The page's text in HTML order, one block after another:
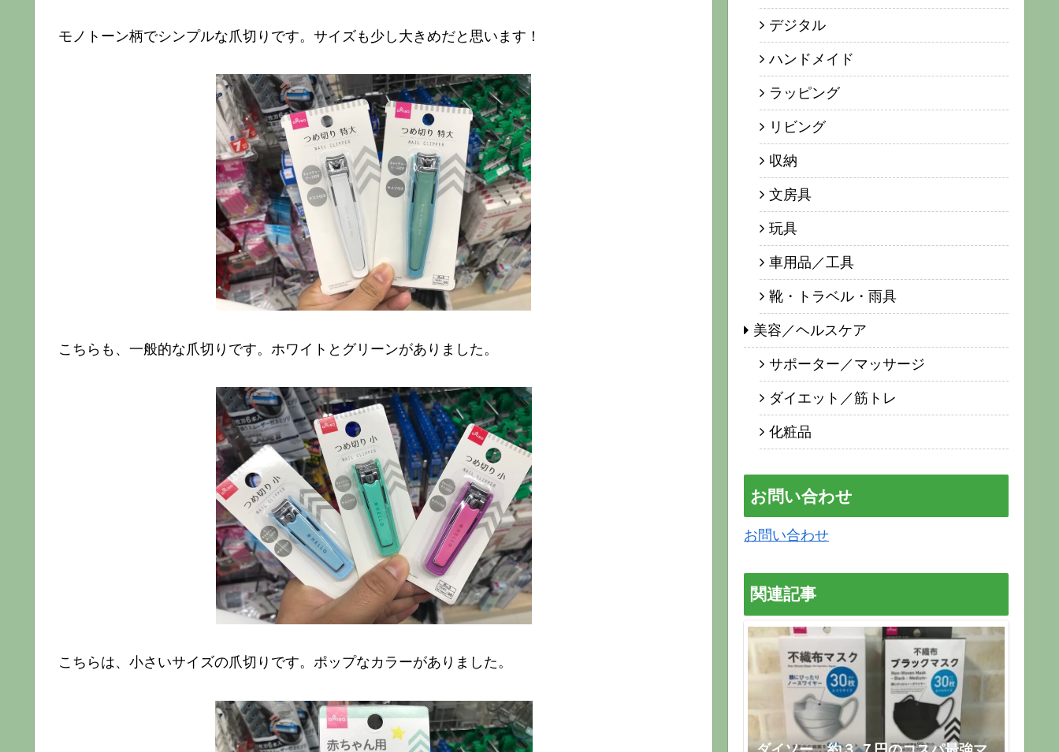
モノトーン柄でシンプルな爪切りです。サイズも少し大きめだと思います！
こちらも、一般的な爪切りです。ホワイトとグリーンがありました。
こちらは、小さいサイズの爪切りです。ポップなカラーがありました。
デジタル
ハンドメイド
ラッピング
リビング
収納
文房具
玩具
車用品／工具
靴・トラベル・雨具
美容／ヘルスケア
サポーター／マッサージ
ダイエット／筋トレ
化粧品
お問い合わせ
お問い合わせ
関連記事